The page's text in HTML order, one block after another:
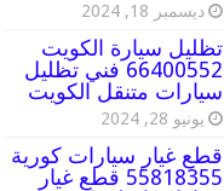
ديسمبر 18, 2024
تظليل سيارة الكويت
66400552 فني تظليل
سيارات متنقل الكويت
يونيو 28, 2024
قطع غيار سيارات كورية
55818355 قطع غيار